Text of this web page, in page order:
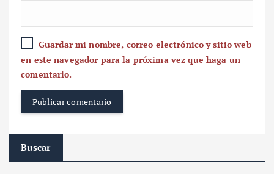
Guardar mi nombre, correo electrónico y sitio web
en este navegador para la próxima vez que haga un
comentario.
Buscar